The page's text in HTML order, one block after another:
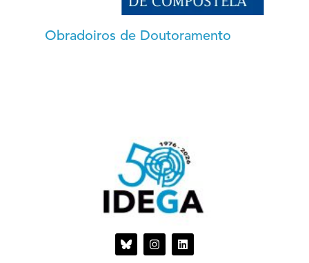
Obradoiros de Doutoramento
I
n
L
i